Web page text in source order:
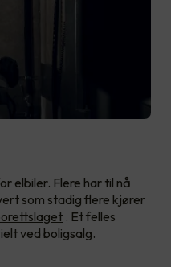
elbiler. Flere har til nå
som stadig flere kjører
. Et felles
ved boligsalg.